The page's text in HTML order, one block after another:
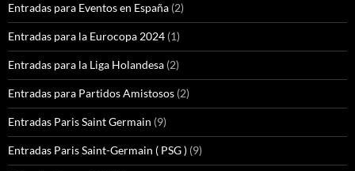
Entradas para Eventos en España (2)
Entradas para la Eurocopa 2024 (1)
Entradas para la Liga Holandesa (2)
Entradas para Partidos Amistosos (2)
Entradas Paris Saint Germain (9)
Entradas Paris Saint-Germain ( PSG ) (9)